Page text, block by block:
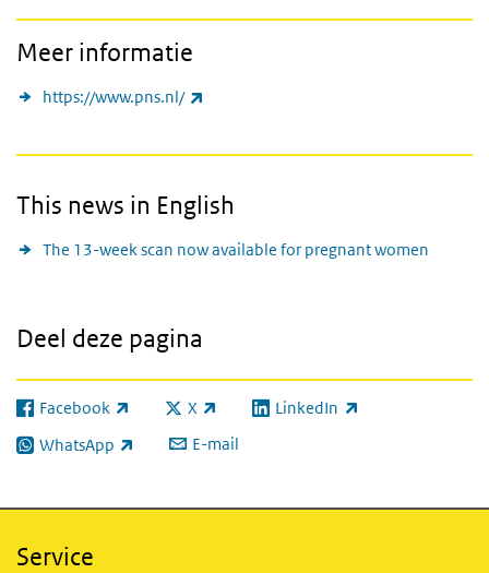
Meer informatie
https://www.pns.nl/
This news in English
The 13-week scan now available for pregnant women
Deel deze pagina
Facebook
(externe link) X
(externe link) LinkedIn
(externe link)
WhatsApp
(externe link) E-mail
Service